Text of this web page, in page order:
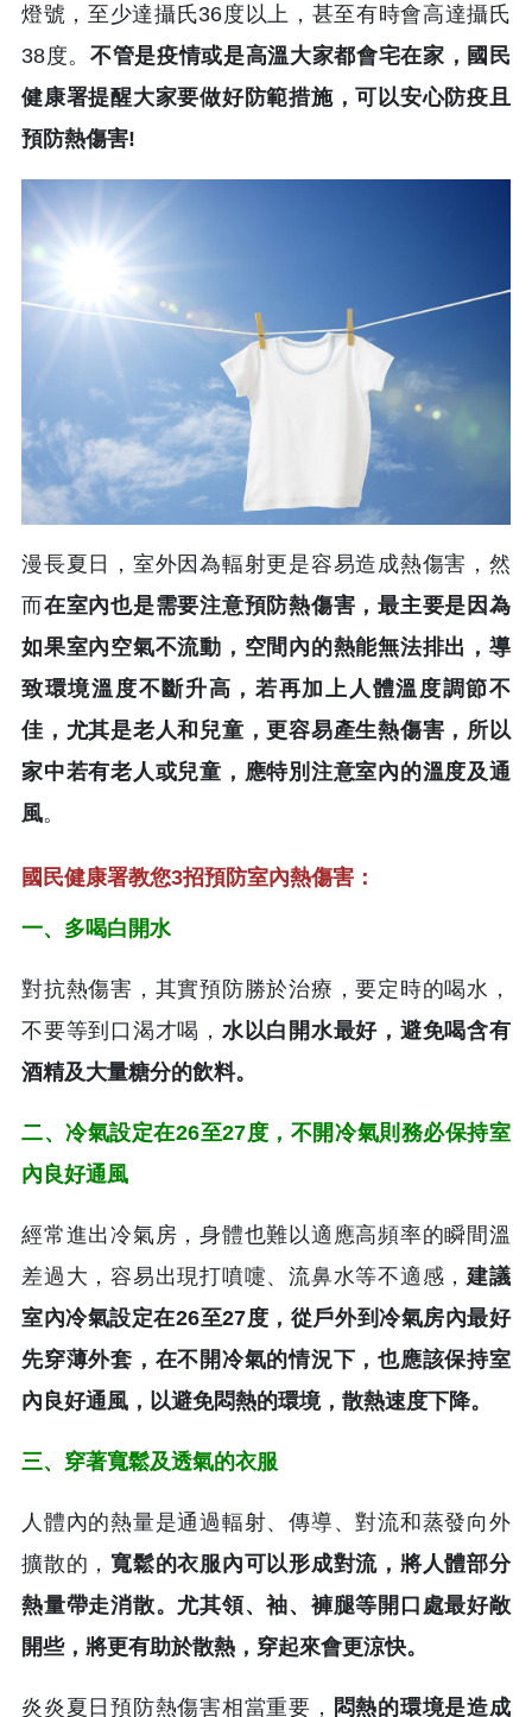
燈號，至少達攝氏36度以上，甚至有時會高達攝氏
38度。 不管是疫情或是高溫大家都會宅在家，國民
健康署提醒大家要做好防範措施，可以安心防疫且
預防熱傷害!
漫長夏日，室外因為輻射更是容易造成熱傷害，然
而在室內也是需要注意預防熱傷害，最主要是因為
如果室內空氣不流動，空間內的熱能無法排出，導
致環境溫度不斷升高，若再加上人體溫度調節不
佳，尤其是老人和兒童，更容易產生熱傷害，所以
家中若有老人或兒童，應特別注意室內的溫度及通
風。
國民健康署教您3招預防室內熱傷害：
一、多喝白開水
對抗熱傷害，其實預防勝於治療，要定時的喝水，
不要等到口渴才喝， 水以白開水最好，避免喝含有
酒精及大量糖分的飲料。
二、冷氣設定在26至27度，不開冷氣則務必保持室
內良好通風
經常進出冷氣房，身體也難以適應高頻率的瞬間溫
差過大，容易出現打噴嚏、流鼻水等不適感，建議
室內冷氣設定在26至27度，從戶外到冷氣房內最好
先穿薄外套，在不開冷氣的情況下，也應該保持室
內良好通風，以避免悶熱的環境，散熱速度下降。
三、穿著寬鬆及透氣的衣服
人體內的熱量是通過輻射、傳導、對流和蒸發向外
擴散的， 寬鬆的衣服內可以形成對流，將人體部分
熱量帶走消散。尤其領、袖、褲腿等開口處最好敞
開些，將更有助於散熱，穿起來會更涼快。
炎炎夏日預防熱傷害相當重要， 悶熱的環境是造成